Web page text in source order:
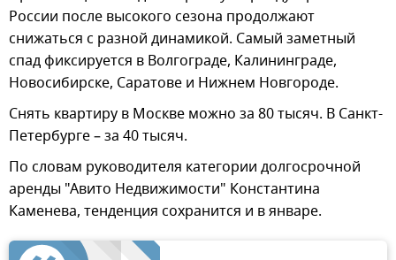
России после высокого сезона продолжают
снижаться с разной динамикой. Самый заметный
спад фиксируется в Волгограде, Калининграде,
Новосибирске, Саратове и Нижнем Новгороде.
Снять квартиру в Москве можно за 80 тысяч. В Санкт-
Петербурге – за 40 тысяч.
По словам руководителя категории долгосрочной
аренды "Авито Недвижимости" Константина
Каменева, тенденция сохранится и в январе.